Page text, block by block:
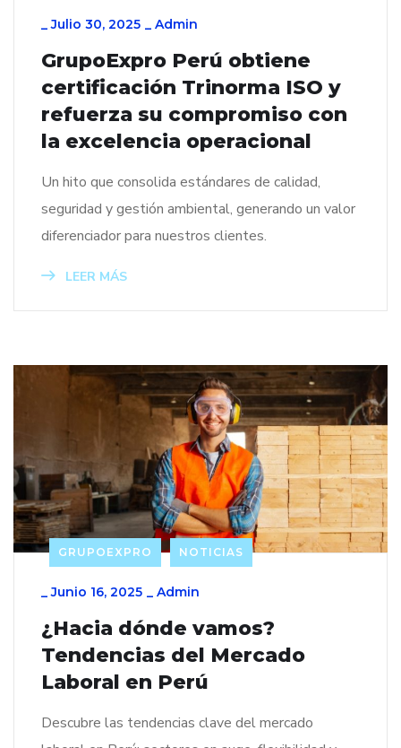
_Julio 30, 2025 _ Admin
GrupoExpro Perú obtiene
certificación Trinorma ISO y
refuerza su compromiso con
la excelencia operacional
Un hito que consolida estándares de calidad,
seguridad y gestión ambiental, generando un valor
diferenciador para nuestros clientes.
LEER MÁS
GRUPOEXPRO NOTICIAS
_Junio 16, 2025 _ Admin
¿Hacia dónde vamos?
Tendencias del Mercado
Laboral en Perú
Descubre las tendencias clave del mercado